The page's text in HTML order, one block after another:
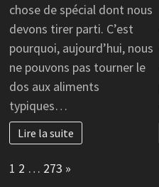
chose de spécial dont nous
devons tirer parti. C’est
pourquoi, aujourd’hui, nous
ne pouvons pas tourner le
dos aux aliments
typiques…
Lire la suite
Page:
1 2 … 273 Next
»